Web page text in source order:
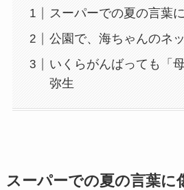
スーパーでの夏の言葉
公園で、海ちゃんのネ
いくらがんばっても「
弥生
スーパーでの夏の言葉に